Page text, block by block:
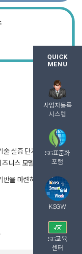
QUICK
MENU
사업자등록
시스템
SG표준화
포럼
KSGW
SG교육
센터
실증 단지를
니스 모델 개발
을 마련하고,